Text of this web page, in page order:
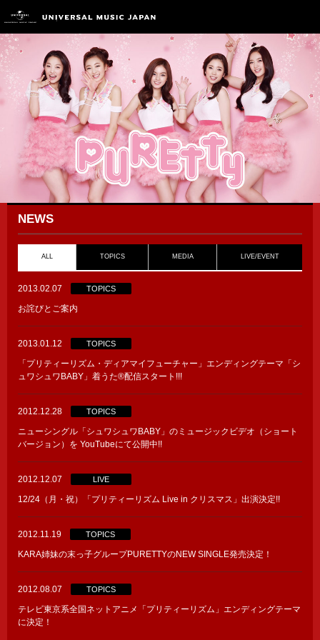
NEWS
ALL TOPICS MEDIA LIVE/EVENT
2013.02.07 TOPICS
お詫びとご案内
2013.01.12 TOPICS
「プリティーリズム・ディアマイフューチャー」エンディングテーマ「シ
ュワシュワBABY」着うた®配信スタート!!!
2012.12.28 TOPICS
ニューシングル「シュワシュワBABY」のミュージックビデオ（ショート
バージョン）を YouTubeにて公開中!!
2012.12.07 LIVE
12/24（月・祝）「プリティーリズム Live in クリスマス」出演決定!!
2012.11.19 TOPICS
KARA姉妹の末っ子グループPURETTYのNEW SINGLE発売決定！
2012.08.07 TOPICS
テレビ東京系全国ネットアニメ「プリティーリズム」エンディングテーマ
に決定！